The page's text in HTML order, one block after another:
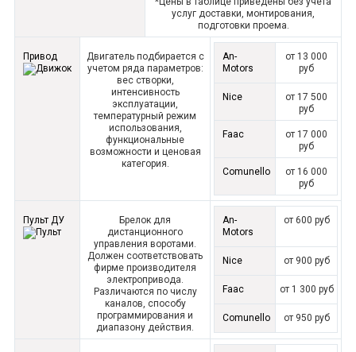
услуг доставки, монтирования,
подготовки проема.
Привод
Двигатель подбирается с
учетом ряда параметров:
вес створки,
интенсивность
эксплуатации,
температурный режим
использования,
функциональные
возможности и ценовая
категория.
An-
Motors
от 13 000
руб
Nice
от 17 500
руб
Faac
от 17 000
руб
Comunello
от 16 000
руб
Пульт ДУ
Брелок для
дистанционного
управления воротами.
Должен соответствовать
фирме производителя
электропривода.
Различаются по числу
каналов, способу
программирования и
диапазону действия.
An-
Motors
от 600 руб
Nice от 900 руб
Faac от 1 300 руб
Comunello от 950 руб